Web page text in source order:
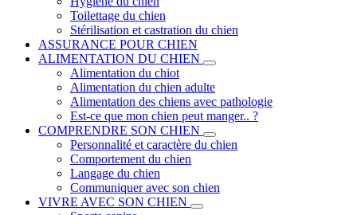
Toilettage du chien
Stérilisation et castration du chien
ASSURANCE POUR CHIEN
ALIMENTATION DU CHIEN
Alimentation du chiot
Alimentation du chien adulte
Alimentation des chiens avec pathologie
Est-ce que mon chien peut manger.. ?
COMPRENDRE SON CHIEN
Personnalité et caractère du chien
Comportement du chien
Langage du chien
Communiquer avec son chien
VIVRE AVEC SON CHIEN